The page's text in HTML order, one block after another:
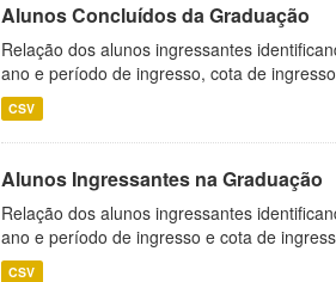
Alunos Concluídos da Graduação
Relação dos alunos ingressantes
ano e período de ingresso, cota de
CSV
Alunos Ingressantes na Graduação
Relação dos alunos ingressantes
ano e período de ingresso e cota de
CSV